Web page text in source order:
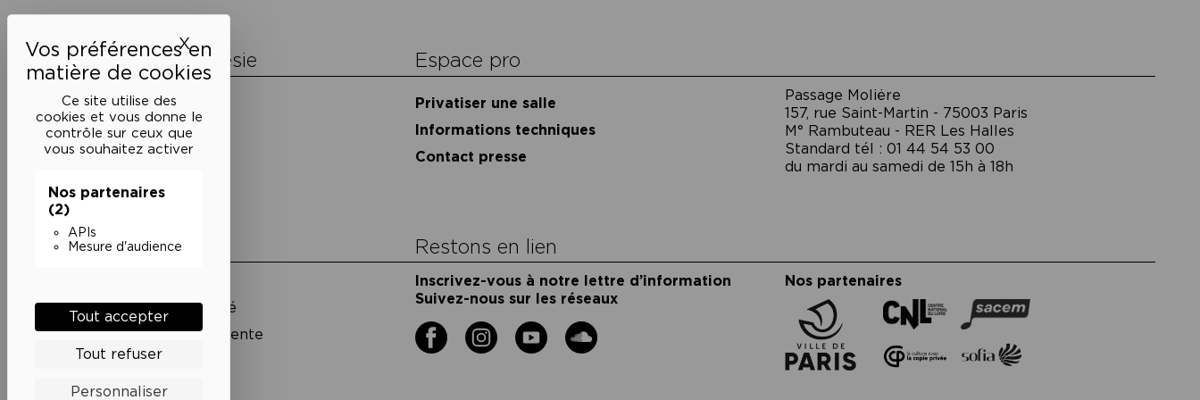
Ce site utilise des
cookies et vous donne le
contrôle sur ceux que
vous souhaitez activer
Nos partenaires
(2)
APIs
Mesure d'audience
Tout accepter
Tout refuser
Personnaliser
XMasquer le bandeau des cookies
l’article
La Maison de la Poésie
Découvrir
En photos
Historique
Nos partenaires
Espace pro
Privatiser une salle
Informations techniques
Contact presse
Passage Moliėre
157, rue Saint-Martin - 75003 Paris
M° Rambuteau - RER Les Halles
Standard tél : 01 44 54 53 00
du mardi au samedi de 15h à 18h
Liens utiles
Politique de confidentialité
Conditions générales de vente
Cookies
Restons en lien
Inscrivez-vous à notre lettre d’information
Suivez-nous sur les réseaux
Nos partenaires